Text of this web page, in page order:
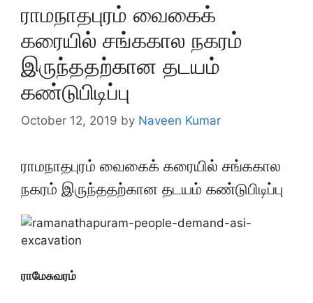
ராமநாதபுரம் வைகைக்
கரையில் சங்ககால நகரம்
இருந்ததற்கான தடயம்
கண்டுபிடிப்பு
October 12, 2019 by Naveen Kumar
ராமநாதபுரம் வைகைக் கரையில் சங்ககால
நகரம் இருந்ததற்கான தடயம் கண்டுபிடிப்பு
ராமேசுவரம்